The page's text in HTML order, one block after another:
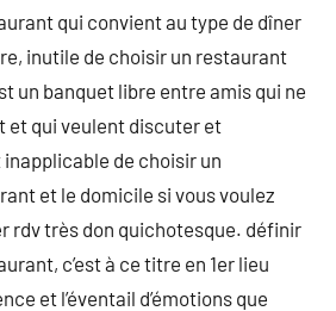
qui convient au type de dîner
inutile de choisir un restaurant
un banquet libre entre amis qui ne
et qui veulent discuter et
inapplicable de choisir un
et le domicile si vous voulez
rdv très don quichotesque. définir
c’est à ce titre en 1er lieu
et l’éventail d’émotions que